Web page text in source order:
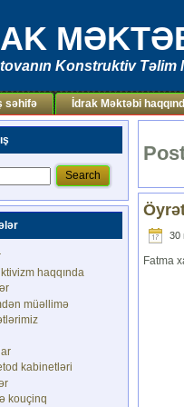
Konstruktiv Təlim
səhifə İdrak Məktəbi
haqqında
müəllimə
kabinetləri
kouçinq
30
Fatma